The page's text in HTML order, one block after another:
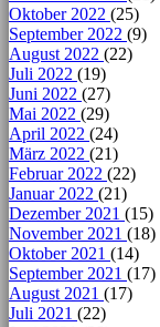
Oktober 2022 (25)
September 2022 (9)
August 2022 (22)
Juli 2022 (19)
Juni 2022 (27)
Mai 2022 (29)
April 2022 (24)
März 2022 (21)
Februar 2022 (22)
Januar 2022 (21)
Dezember 2021 (15)
November 2021 (18)
Oktober 2021 (14)
September 2021 (17)
August 2021 (17)
Juli 2021 (22)